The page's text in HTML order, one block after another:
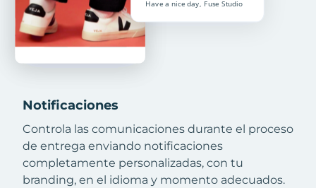
Notificaciones
Controla las comunicaciones durante el proceso
de entrega enviando notificaciones
completamente personalizadas, con tu
branding, en el idioma y momento adecuados.